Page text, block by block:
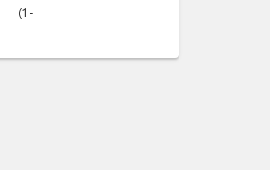
(1-